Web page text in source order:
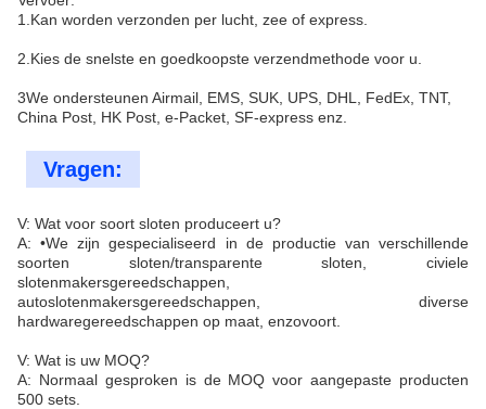
1.Kan worden verzonden per lucht, zee of express.
2.Kies de snelste en goedkoopste verzendmethode voor u.
3We ondersteunen Airmail, EMS, SUK, UPS, DHL, FedEx, TNT,
China Post, HK Post, e-Packet, SF-express enz.
Vragen:
V: Wat voor soort sloten produceert u?
A: •We zijn gespecialiseerd in de productie van verschillende
soorten sloten/transparente sloten, civiele
slotenmakersgereedschappen,
autoslotenmakersgereedschappen, diverse
hardwaregereedschappen op maat, enzovoort.
V: Wat is uw MOQ?
A: Normaal gesproken is de MOQ voor aangepaste producten
500 sets.